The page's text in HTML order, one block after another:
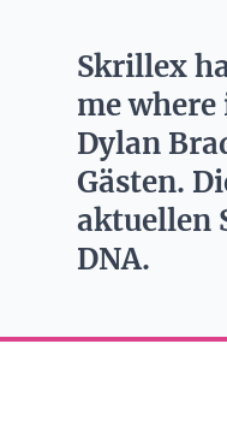
Skrillex
me
Dylan
Gästen.
aktuellen
DNA.